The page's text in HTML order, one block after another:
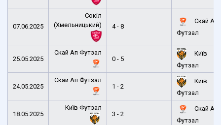
07.06.2025
Сокіл
(Хмельницький)
4 - 8
Скай Ап
Футзал
25.05.2025
Скай Ап Футзал
0 - 5
Київ
Футзал
24.05.2025
Скай Ап Футзал
1 - 2
Київ
Футзал
18.05.2025
Київ Футзал
3 - 2
Скай Ап
Футзал